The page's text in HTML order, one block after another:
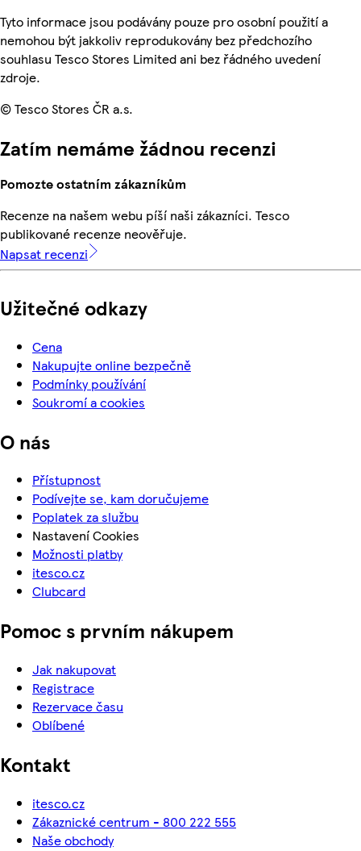
Tyto informace jsou podávány pouze pro osobní použití a
nemohou být jakkoliv reprodukovány bez předchozího
souhlasu Tesco Stores Limited ani bez řádného uvedení
zdroje.
© Tesco Stores ČR a.s.
Zatím nemáme žádnou recenzi
Pomozte ostatním zákazníkům
Recenze na našem webu píší naši zákazníci. Tesco
publikované recenze neověřuje.
Napsat recenzi
Užitečné odkazy
Cena
Nakupujte online bezpečně
Podmínky používání
Soukromí a cookies
O nás
Přístupnost
Podívejte se, kam doručujeme
Poplatek za službu
Nastavení Cookies
Možnosti platby
itesco.cz
Clubcard
Pomoc s prvním nákupem
Jak nakupovat
Registrace
Rezervace času
Oblíbené
Kontakt
itesco.cz
Zákaznické centrum - 800 222 555
Naše obchody